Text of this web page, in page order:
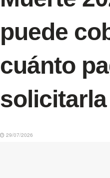
puede
cuánto
solicitarla
29/07/2026